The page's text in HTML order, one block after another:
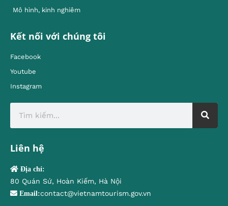
Mô hình, kinh nghiêm
Kết nối với chúng tôi
Facebook
Youtube
Instagram
Liên hệ
Địa chỉ:
80 Quán Sứ, Hoàn Kiếm, Hà Nội
Email:contact@vietnamtourism.gov.vn